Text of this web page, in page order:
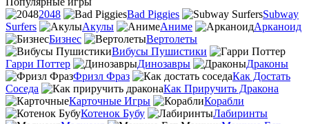
2048
Bad Piggies
Subway
Surfers
Акулы Аниме
Арканоид
Бизнес
Вертолеты
Вибусы Пушистики
Гарри Поттер
Динозавры
Драконы
Фризл Фраз
Как Достать
Соседа
Как Приручить Дракона
Карточные Игры
Корабли
Котенок Бубу
Лабиринты